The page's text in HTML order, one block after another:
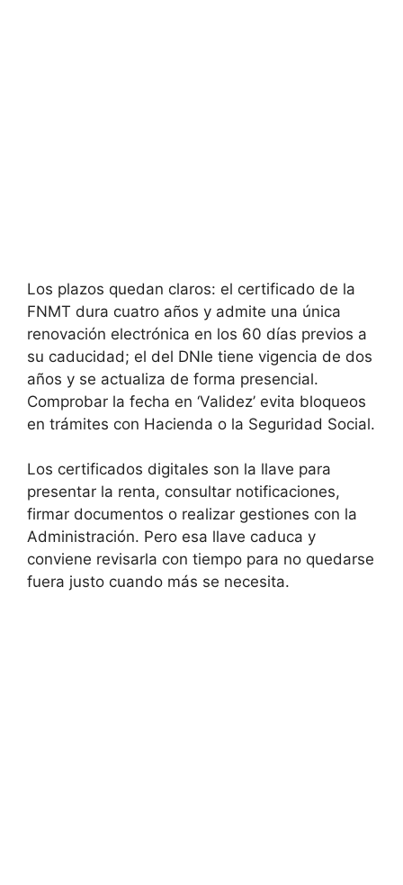
Los plazos quedan claros: el certificado de la
FNMT dura cuatro años y admite una única
renovación electrónica en los 60 días previos a
su caducidad; el del DNIe tiene vigencia de dos
años y se actualiza de forma presencial.
Comprobar la fecha en ‘Validez’ evita bloqueos
en trámites con Hacienda o la Seguridad Social.
Los certificados digitales son la llave para
presentar la renta, consultar notificaciones,
firmar documentos o realizar gestiones con la
Administración. Pero esa llave caduca y
conviene revisarla con tiempo para no quedarse
fuera justo cuando más se necesita.